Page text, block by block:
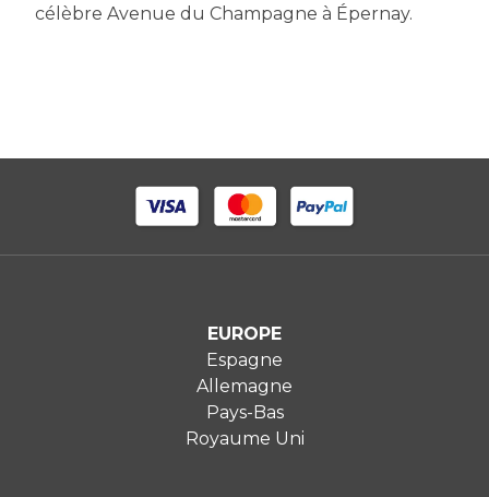
célèbre Avenue du Champagne à Épernay.
EUROPE
Espagne
Allemagne
Pays-Bas
Royaume Uni